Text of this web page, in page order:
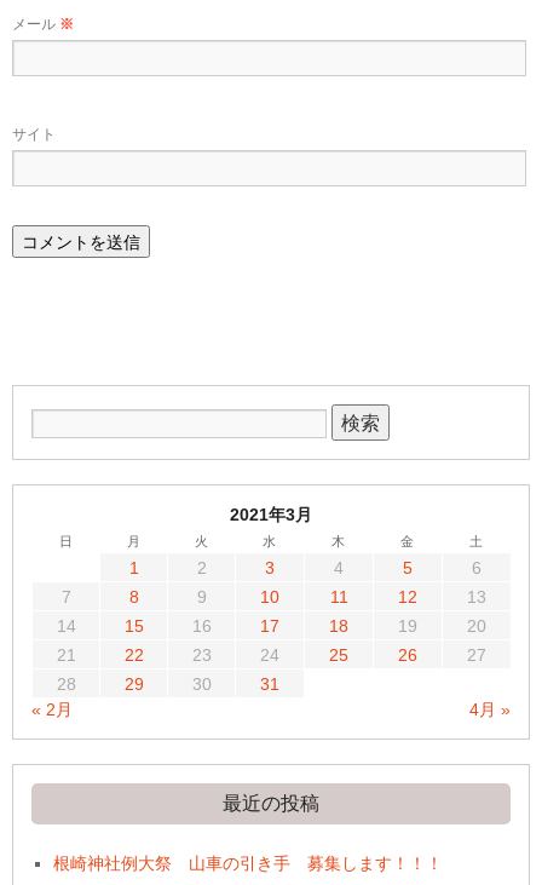
メール ※
サイト
2021年3月
日 月 火 水 木 金 土
1 2 3 4 5
6
7
8 9 10 11 12
13
14
15 16 17 18 19
20
21
22 23 24 25 26
27
28
29 30
31
« 2月
4月 »
最近の投稿
根崎神社例大祭 山車の引き手 募集します！！！